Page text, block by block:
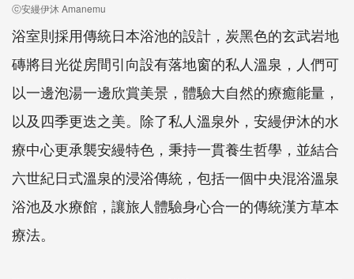
ⓒ安縵伊沐 Amanemu
浴室則採用傳統日本浴池的設計，炭黑色的玄武岩地
磚將目光從房間引向設有落地窗的私人溫泉，人們可
以一邊泡湯一邊欣賞美景，體驗大自然的療癒能量，
以及四季更迭之美。除了私人溫泉外，安縵伊沐的水
療中心更承襲安縵特色，秉持一貫養生哲學，並結合
六世紀日式溫泉的浸浴傳統，包括一個中央混浴溫泉
浴池及水療館，讓旅人體驗身心合一的傳統漢方草本
療法。